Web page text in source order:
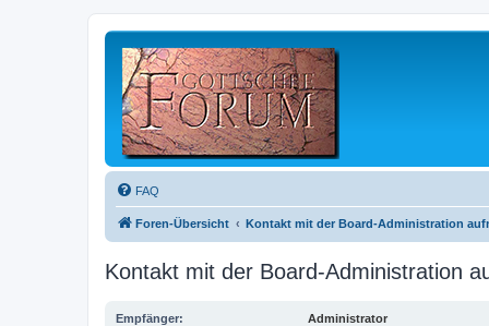
FAQ
Foren-Übersicht Kontakt mit der Board-Administration
Kontakt mit der Board-Administration
Empfänger: Administrator